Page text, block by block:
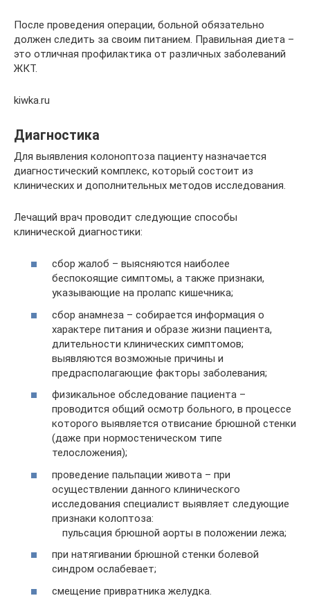
После проведения операции, больной обязательно
должен следить за своим питанием. Правильная диета –
это отличная профилактика от различных заболеваний
ЖКТ.
kiwka.ru
Диагностика
Для выявления колоноптоза пациенту назначается
диагностический комплекс, который состоит из
клинических и дополнительных методов исследования.
Лечащий врач проводит следующие способы
клинической диагностики:
сбор жалоб – выясняются наиболее
беспокоящие симптомы, а также признаки,
указывающие на пролапс кишечника;
сбор анамнеза – собирается информация о
характере питания и образе жизни пациента,
длительности клинических симптомов;
выявляются возможные причины и
предрасполагающие факторы заболевания;
физикальное обследование пациента –
проводится общий осмотр больного, в процессе
которого выявляется отвисание брюшной стенки
(даже при нормостеническом типе
телосложения);
проведение пальпации живота – при
осуществлении данного клинического
исследования специалист выявляет следующие
признаки колоптоза:
пульсация брюшной аорты в положении лежа;
при натягивании брюшной стенки болевой
синдром ослабевает;
смещение привратника желудка.